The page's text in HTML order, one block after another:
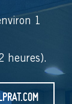
1
heures).